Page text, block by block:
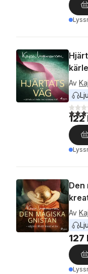
Av
4,9
122
Den
Av
127